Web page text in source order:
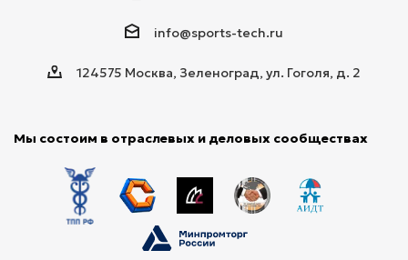
info@sports-tech.ru
124575 Москва, Зеленоград, ул. Гоголя, д. 2
Мы состоим в отраслевых и деловых сообществах